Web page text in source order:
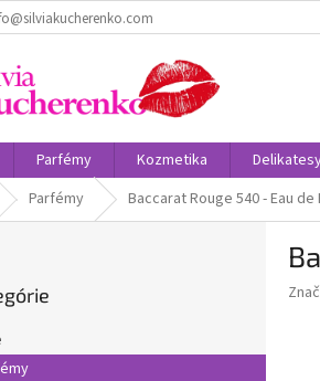
Parfémy Kozmetika
Parfémy Baccarat Rouge 540 - Eau de